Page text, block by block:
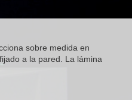
sobre medida en
a la pared. La lámina